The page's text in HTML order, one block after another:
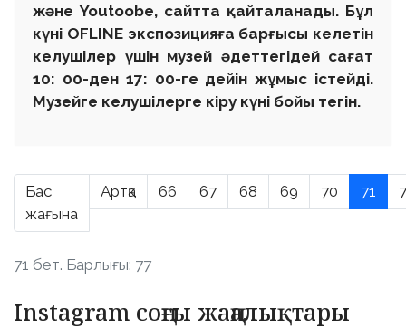
және Youtoobe, сайтта қайталанады. Бұл
күні OFLINE экспозицияға барғысы келетін
келушілер үшін музей әдеттегідей сағат
10: 00-ден 17: 00-ге дейін жұмыс істейді.
Музейге келушілерге кіру күні бойы тегін.
Бас
жағына
Артқа 66 67 68 69 70 71
71 бет. Барлығы: 77
Instagram соңғы жаңалықтары